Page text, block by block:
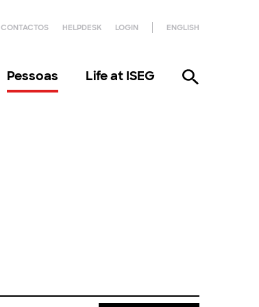
CONTACTOS HELPDESK LOGIN ENGLISH
Pessoas Life at ISEG